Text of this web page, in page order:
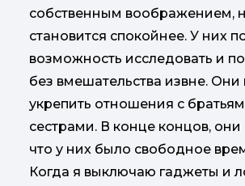
собственным воображением,
становится спокойнее. У них
возможность исследовать и
без вмешательства извне. Они
укрепить отношения с
сестрами. В конце концов, они
что у них было свободное
Когда я выключаю гаджеты и